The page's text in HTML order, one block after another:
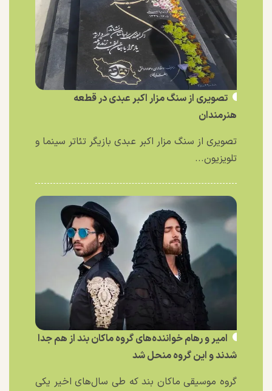
تصویری از سنگ مزار اکبر عبدی در قطعه
هنرمندان
تصویری از سنگ مزار اکبر عبدی بازیگر تئاتر سینما و
تلویزیون...
امیر و رهام خواننده‌های گروه ماکان بند از هم جدا
شدند و این گروه منحل شد
گروه موسیقی ماکان بند که طی سال‌های اخیر یکی